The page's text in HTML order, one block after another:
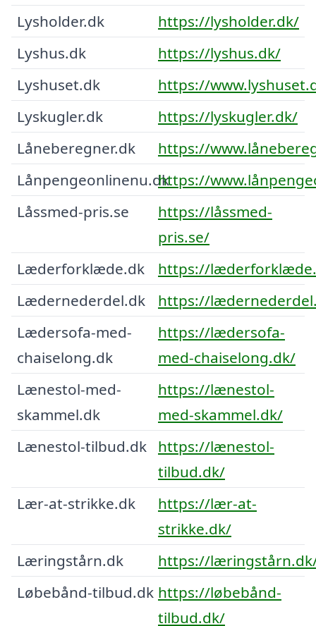
Lysholder.dk
https://lysholder.dk/
Lyshus.dk
https://lyshus.dk/
Lyshuset.dk
https://
Lyskugler.dk
https://lyskugler.dk/
Låneberegner.dk
https://
Lånpengeonlinenu.dkhttps://
Låssmed-pris.se
https://låssmed-
pris.se/
Læderforklæde.dk
https://
Lædernederdel.dk
https://
Lædersofa-med-
chaiselong.dk
https://lædersofa-
med-chaiselong.dk/
Lænestol-med-
skammel.dk
https://lænestol-
med-skammel.dk/
Lænestol-tilbud.dk
https://lænestol-
tilbud.dk/
Lær-at-strikke.dk
https://lær-at-
strikke.dk/
Læringstårn.dk
https://
Løbebånd-tilbud.dk https://løbebånd-
tilbud.dk/